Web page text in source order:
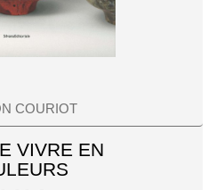
COURIOT
VIVRE EN